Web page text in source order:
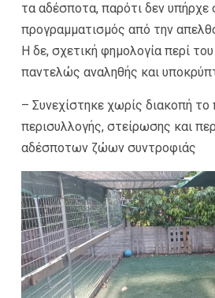
τα αδέσποτα, παρότι δεν υπήρχε
προγραμματισμός από την
Η δε, σχετική φημολογία περί του
παντελώς αναληθής και
– Συνεχίστηκε χωρίς διακοπή
περισυλλογής, στείρωσης και
αδέσποτων ζώων συντροφιάς